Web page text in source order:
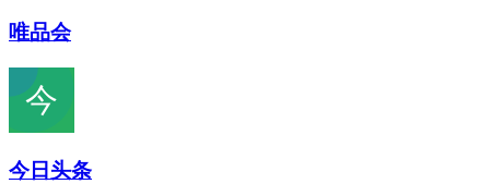
唯品会
今日头条